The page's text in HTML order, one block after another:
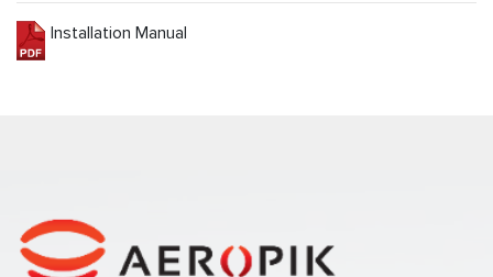
Installation Manual